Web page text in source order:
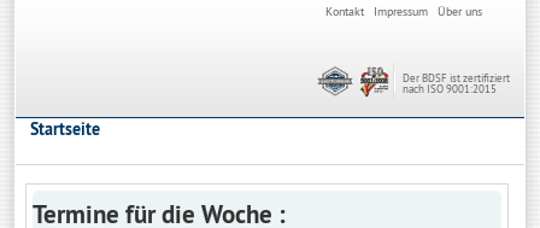
Über uns
Impressum
Kontakt
Der BDSF ist zertifiziert
nach ISO 9001:2015
Startseite
Termine für die Woche :